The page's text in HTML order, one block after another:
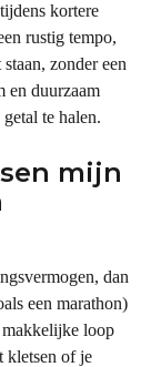
kortere
rustig tempo,
zonder een
en duurzaam
te halen.
mijn
dan
een marathon)
makkelijke loop
kletsen of je